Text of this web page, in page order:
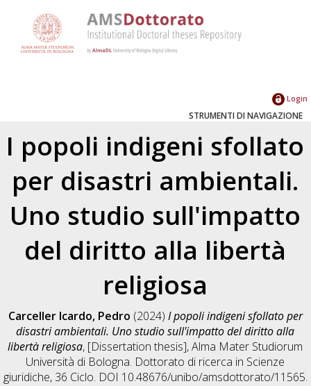
Login
STRUMENTI DI NAVIGAZIONE
I popoli indigeni sfollato
per disastri ambientali.
Uno studio sull'impatto
del diritto alla libertà
religiosa
Carceller Icardo, Pedro (2024) I popoli indigeni sfollato per
disastri ambientali. Uno studio sull'impatto del diritto alla
libertà religiosa, [Dissertation thesis], Alma Mater Studiorum
Università di Bologna. Dottorato di ricerca in Scienze
giuridiche, 36 Ciclo. DOI 10.48676/unibo/amsdottorato/11565.